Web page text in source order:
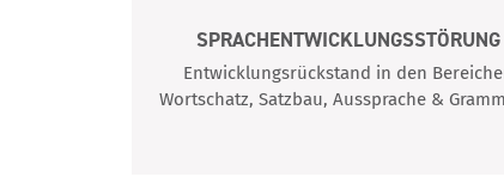
SPRACHENTWICKLUNGSSTÖRUNG
Entwicklungsrückstand in den
Wortschatz, Satzbau, Aussprache &